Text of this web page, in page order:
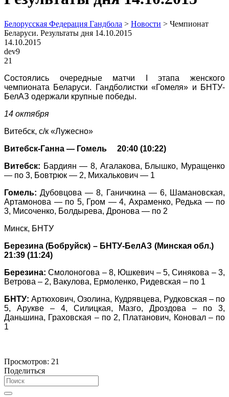
Белорусская Федерация Гандбола > Новости > Чемпионат
Беларуси. Результаты дня 14.10.2015
14.10.2015
dev9
21
Состоялись очередные матчи I этапа женского
чемпионата Беларуси. Гандболистки «Гомеля» и БНТУ-
БелАЗ одержали крупные победы.
14 октября
Витебск, с/к «Лужесно»
Витебск-Ганна — Гомель 20:40 (10:22)
Витебск: Бардиян — 8, Агалакова, Блышко, Муращенко
— по 3, Бовтрюк — 2, Михалькович — 1
Гомель: Дубовцова — 8, Ганичкина — 6, Шамановская,
Артамонова — по 5, Гром — 4, Ахраменко, Редька — по
3, Мисоченко, Болдырева, Дронова — по 2
Минск, БНТУ
Березина (Бобруйск) – БНТУ-БелАЗ (Минская обл.)
21:39 (11:24)
Березина: Смолоногова – 8, Юшкевич – 5, Синякова – 3,
Ветрова – 2, Вакулова, Ермоленко, Ридевская – по 1
БНТУ: Артюхович, Озолина, Кудрявцева, Рудковская – по
5, Арукве – 4, Силицкая, Мазго, Дроздова – по 3,
Даньшина, Граховская – по 2, Платанович, Коновал – по
1
Просмотров: 21
Поделиться